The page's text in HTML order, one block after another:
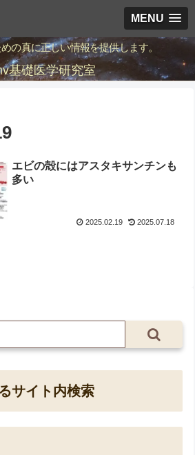
MENU
の真に正しい情報を提供します。
基礎医学研究室
エビの殻にはアスタキサンチンも
多い
2025.02.19 2025.07.18
サイト内検索